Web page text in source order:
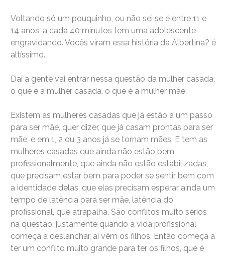
Voltando só um pouquinho, ou não sei se é entre 11 e
14 anos, a cada 40 minutos tem uma adolescente
engravidando. Vocês viram essa história da Albertina? é
altíssimo.
Daí a gente vai entrar nessa questão da mulher casada,
o que é a mulher casada, o que é a mulher mãe.
Existem as mulheres casadas que já estão a um passo
para ser mãe, quer dizer, que já casam prontas para ser
mãe, e em 1, 2 ou 3 anos já se tornam mães. E tem as
mulheres casadas que ainda não estão bem
profissionalmente, que ainda não estão estabilizadas,
que precisam estar bem para poder se sentir bem com
a identidade delas, que elas precisam esperar ainda um
tempo de latência para ser mãe, latência do
profissional, que atrapalha. São conflitos muito sérios
na questão, justamente quando a vida profissional
começa a deslanchar, aí vêm os filhos. Então começa a
ter um conflito muito grande para ter os filhos, que é